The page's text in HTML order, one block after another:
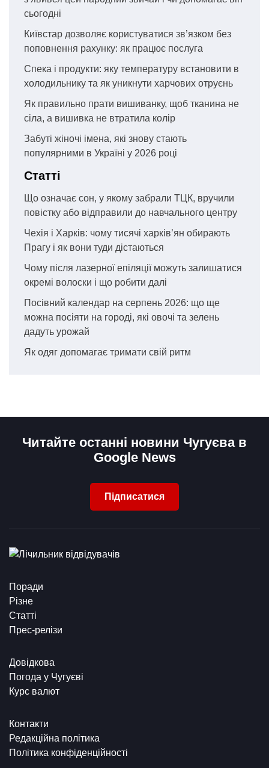
сьогодні
Київстар дозволяє користуватися зв’язком без
поповнення рахунку: як працює послуга
Спека і продукти: яку температуру встановити в
холодильнику та як уникнути харчових отруєнь
Як правильно прати вишиванку, щоб тканина не
сіла, а вишивка не втратила колір
Забуті жіночі імена, які знову стають
популярними в Україні у 2026 році
Статті
Що означає сон, у якому забрали ТЦК, вручили
повістку або відправили до навчального центру
Чехія і Харків: чому тисячі харків’ян обирають
Прагу і як вони туди дістаються
Чому після лазерної епіляції можуть залишатися
окремі волоски і що робити далі
Посівний календар на серпень 2026: що ще
можна посіяти на городі, які овочі та зелень
дадуть урожай
Як одяг допомагає тримати свій ритм
Читайте останні новини Чугуєва в
Google News
Підписатися
Поради
Різне
Статті
Прес-релізи
Довідкова
Погода у Чугуєві
Курс валют
Контакти
Редакційна політика
Політика конфіденційності